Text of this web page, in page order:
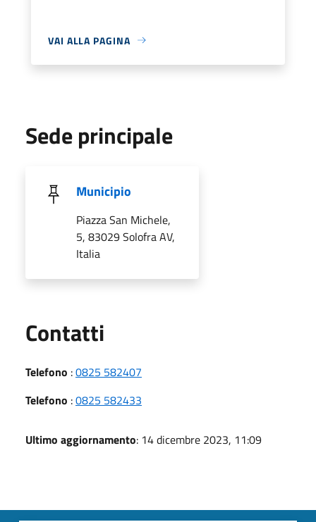
VAI ALLA PAGINA
Sede principale
Municipio
Piazza San Michele,
5, 83029 Solofra AV,
Italia
Contatti
Telefono :0825 582407
Telefono :0825 582433
Ultimo aggiornamento: 14 dicembre 2023, 11:09